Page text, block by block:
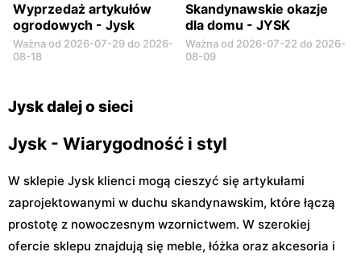
Wyprzedaż artykułów
ogrodowych - Jysk
Ważna od 2026-07-29 do 2026-
08-18
Skandynawskie okazje
dla domu - JYSK
Ważna od 2026-07-22 do 2026-
08-09
Jysk dalej o sieci
Jysk - Wiarygodność i styl
W sklepie Jysk klienci mogą cieszyć się artykułami
zaprojektowanymi w duchu skandynawskim, które łączą
prostotę z nowoczesnym wzornictwem. W szerokiej
ofercie sklepu znajdują się meble, łóżka oraz akcesoria i